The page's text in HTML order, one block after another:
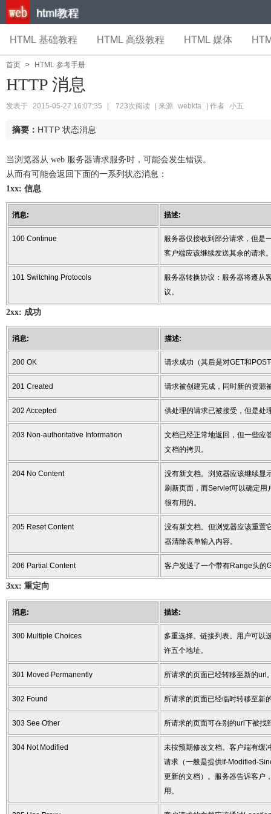
html教程
HTML 基础教程 HTML 高级教程 HTML 媒体
首页 > HTML 参考手册
HTTP 消息
发表于 2015-05-27 16:07:35 723次阅读 | 来源 webkfa | 作者 小五
摘要： HTTP 状态消息
当浏览器从 web 服务器请求服务时，可能会发生错误。
从而有可能会返回下面的一系列状态消息：
1xx: 信息
消息: 描述:
100 Continue
服务器仅接收到部分请求，但是
客户端应该继续发送其余的请求
101 Switching Protocols
服务器转换协议：服务器将遵从
议。
2xx: 成功
消息: 描述:
200 OK 请求成功（其后是对GET和
201 Created 请求被创建完成，同时新的资源
202 Accepted 供处理的请求已被接受，但是处
203 Non-authoritative Information
文档已经正常地返回，但一些应
文档的拷贝。
204 No Content
没有新文档。浏览器应该继续显
刷新页面，而Servlet可以确定用
很有用的。
205 Reset Content
没有新文档。但浏览器应该重置
器清除表单输入内容。
206 Partial Content 客户发送了一个带有Range头的
3xx: 重定向
消息: 描述:
300 Multiple Choices
多重选择。链接列表。用户可以
许五个地址。
301 Moved Permanently 所请求的页面已经转移至新的url
302 Found 所请求的页面已经临时转移至新
303 See Other 所请求的页面可在别的url下被找
304 Not Modified
未按预期修改文档。客户端有缓
请求（一般是提供If-Modified-
更新的文档）。服务器告诉客户
用。